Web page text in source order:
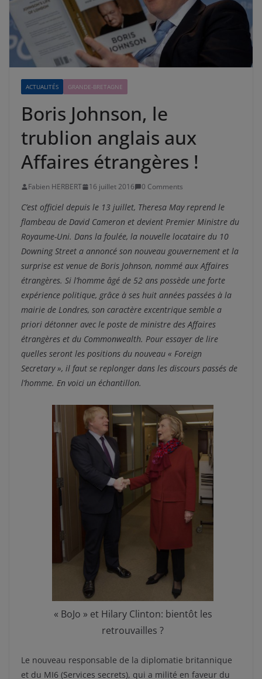
ACTUALITÉS GRANDE-BRETAGNE
Boris Johnson, le
trublion anglais aux
Affaires étrangères !
Fabien HERBERT 16 juillet 2016 0 Comments
C’est officiel depuis le 13 juillet, Theresa May reprend le
flambeau de David Cameron et devient Premier Ministre du
Royaume-Uni. Dans la foulée, la nouvelle locataire du 10
Downing Street a annoncé son nouveau gouvernement et la
surprise est venue de Boris Johnson, nommé aux Affaires
étrangères. Si l’homme âgé de 52 ans possède une forte
expérience politique, grâce à ses huit années passées à la
mairie de Londres, son caractère excentrique semble a
priori détonner avec le poste de ministre des Affaires
étrangères et du Commonwealth. Pour essayer de lire
quelles seront les positions du nouveau « Foreign
Secretary », il faut se replonger dans les discours passés de
l’homme. En voici un échantillon.
« BoJo » et Hilary Clinton: bientôt les
retrouvailles ?
Le nouveau responsable de la diplomatie britannique
et du MI6 (Services secrets), qui a milité en faveur du